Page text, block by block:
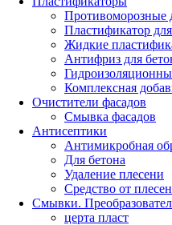
Противоморозные
Пластификатор
Жидкие
Антифриз для
Комплексная
Очистители фасадов
Смывка фасадов
Антисептики
Антимикробная
Для бетона
Удаление плесени
Средство от
Смывки.
церта пласт